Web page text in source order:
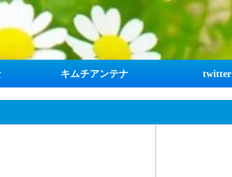
キムチアンテナ twitter